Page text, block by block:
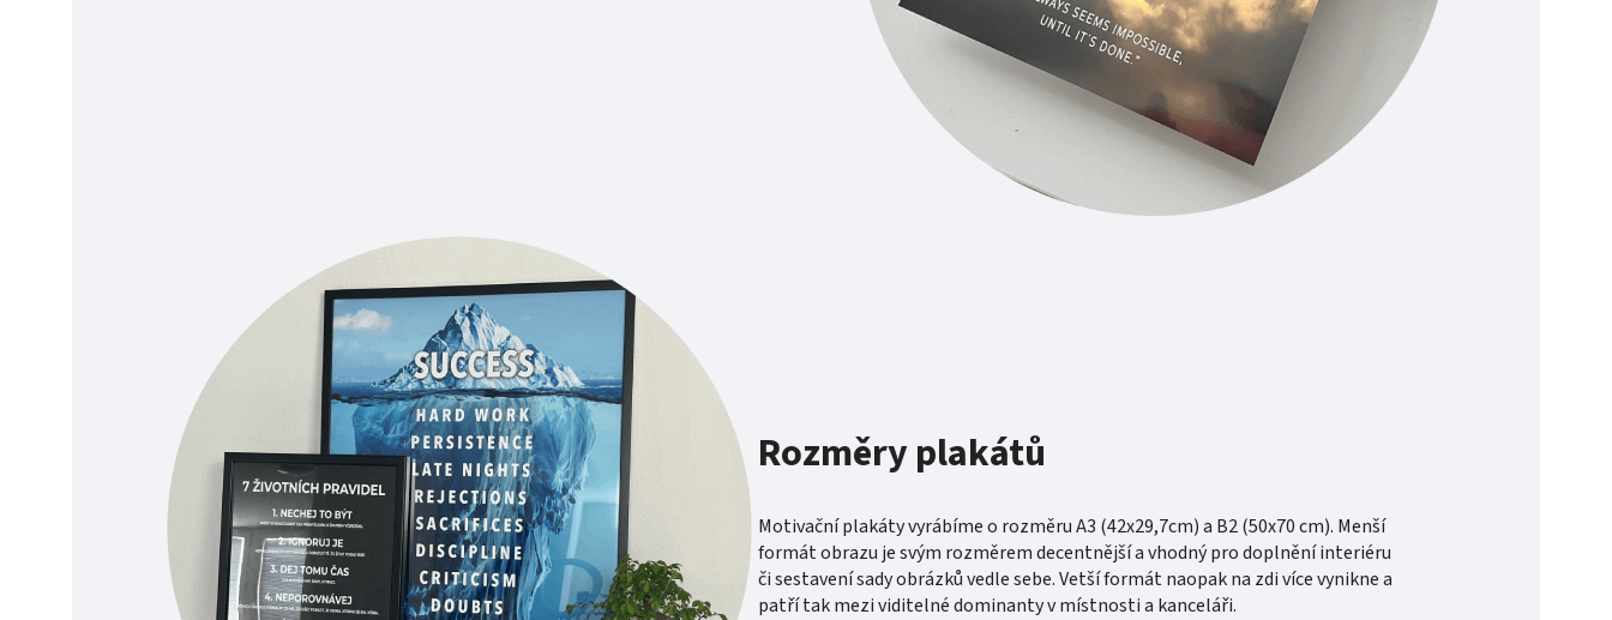
Rozměry plakátů
Motivační plakáty vyrábíme o rozměru A3 (42x29,7cm) a B2 (50x70 cm). Menší
formát obrazu je svým rozměrem decentnější a vhodný pro doplnění interiéru
či sestavení sady obrázků vedle sebe. Vetší formát naopak na zdi více vynikne a
patří tak mezi viditelné dominanty v místnosti a kanceláři.